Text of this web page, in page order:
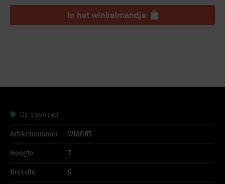
In het winkelmandje
Op voorraad
Artikelnummer W18085
Hoogte 7
Breedte 5